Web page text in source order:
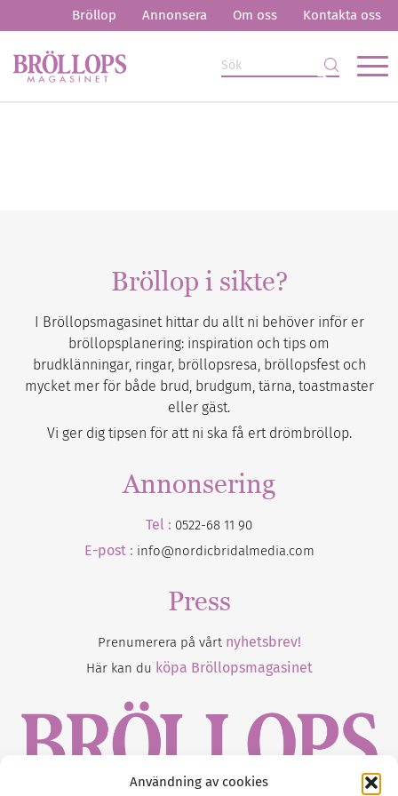
Användning av cookies
Bröllop Annonsera Om oss Kontakta oss
Bröllop i sikte?
I Bröllopsmagasinet hittar du allt ni behöver inför er
bröllopsplanering: inspiration och tips om
brudklänningar, ringar, bröllopsresa, bröllopsfest och
mycket mer för både brud, brudgum, tärna, toastmaster
eller gäst.
Vi ger dig tipsen för att ni ska få ert drömbröllop.
Annonsering
Tel : 0522-68 11 90
E-post : info@nordicbridalmedia.com
Press
Prenumerera på vårt nyhetsbrev!
Här kan du köpa Bröllopsmagasinet